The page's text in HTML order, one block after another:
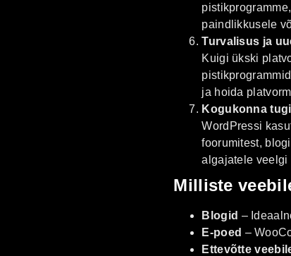
paindlikkusele
Turvalisus ja
Kuigi ükski
ja hoida
Kogukonna tugi
WordPressi
foorumitest,
algajatele veelgi
Milliste
Blogid –
E-poed –
Ettevõtte